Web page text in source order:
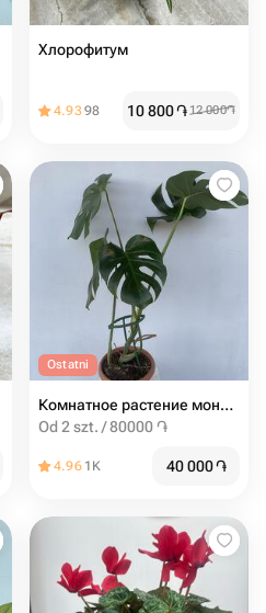
Хлорофитум
4.9398 10 800֏12 000֏
Ostatni
Комнатное растение монстера
Od 2 szt. / 80000 ֏
4.96 1K 40 000֏